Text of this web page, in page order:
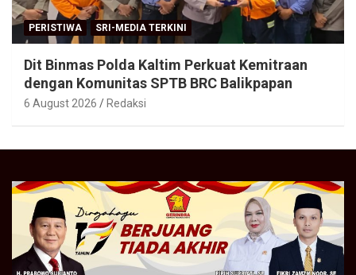
PERISTIWA SRI-MEDIA TERKINI
Dit Binmas Polda Kaltim Perkuat Kemitraan
dengan Komunitas SPTB BRC Balikpapan
6 August 2026 Redaksi